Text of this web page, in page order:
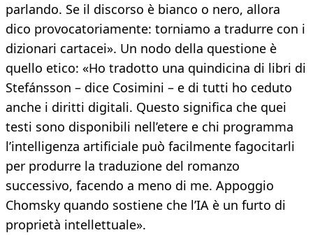
parlando. Se il discorso è bianco o nero, allora
dico provocatoriamente: torniamo a tradurre con i
dizionari cartacei». Un nodo della questione è
quello etico: «Ho tradotto una quindicina di libri di
Stefánsson – dice Cosimini – e di tutti ho ceduto
anche i diritti digitali. Questo significa che quei
testi sono disponibili nell’etere e chi programma
l’intelligenza artificiale può facilmente fagocitarli
per produrre la traduzione del romanzo
successivo, facendo a meno di me. Appoggio
Chomsky quando sostiene che l’IA è un furto di
proprietà intellettuale».